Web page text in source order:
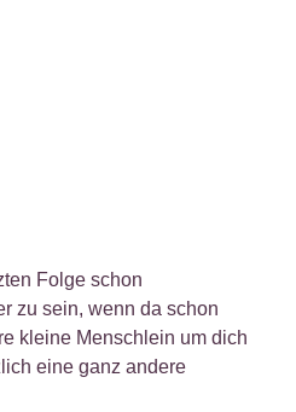
Folge schon
zu sein, wenn da schon
kleine Menschlein um dich
eine ganz andere